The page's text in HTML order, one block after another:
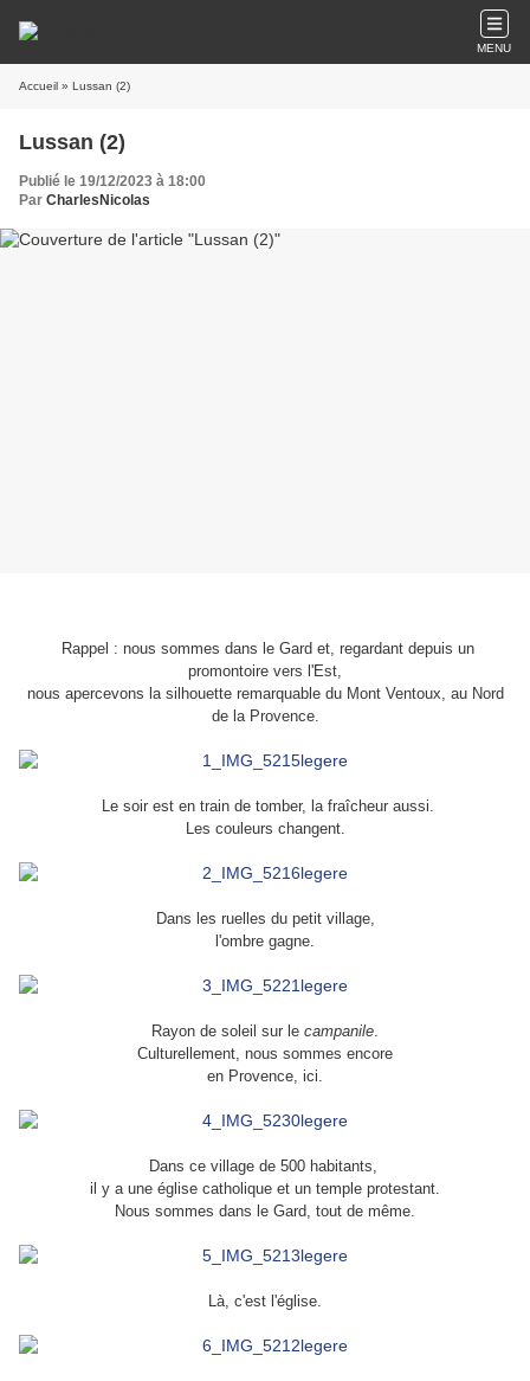
MENU
Accueil » Lussan (2)
Lussan (2)
Publié le 19/12/2023 à 18:00
Par CharlesNicolas
Rappel : nous sommes dans le Gard et, regardant depuis un
promontoire vers l'Est,
nous apercevons la silhouette remarquable du Mont Ventoux, au Nord
de la Provence.
Le soir est en train de tomber, la fraîcheur aussi.
Les couleurs changent.
Dans les ruelles du petit village,
l'ombre gagne.
Rayon de soleil sur le campanile.
Culturellement, nous sommes encore
en Provence, ici.
Dans ce village de 500 habitants,
il y a une église catholique et un temple protestant.
Nous sommes dans le Gard, tout de même.
Là, c'est l'église.